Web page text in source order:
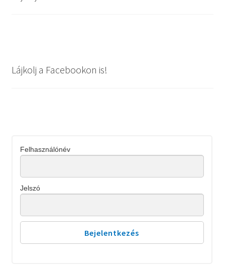
Lájkolj a Facebookon is!
Felhasználónév
Jelszó